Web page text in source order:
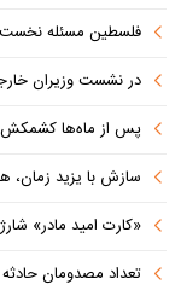
فلسطین مسئله نخست
در نشست وزیران
پس از ماه‌ها کشمکش
سازش با یزید زمان،
«کارت امید مادر»
تعداد مصدومان حادثه